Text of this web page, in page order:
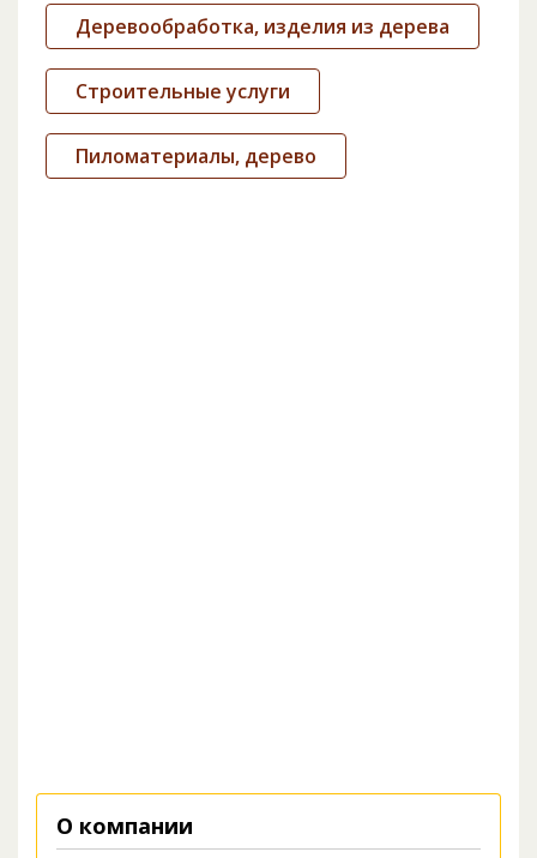
Деревообработка, изделия из дерева
Строительные услуги
Пиломатериалы, дерево
О компании